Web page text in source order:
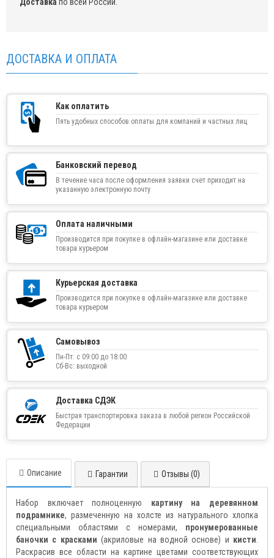
Доставка по всей России.
ДОСТАВКА И ОПЛАТА
Как оплатить
Пять удобных способов оплаты для компаний и частных лиц
Банковский перевод
В течение часа после оформления заявки счет приходит на
указанную электронную почту
Оплата наличными
Производится при покупке в офлайн-магазине или доставке
товара курьером
Курьерская доставка
Производится при покупке в офлайн-магазине или доставке
товара курьером
Самовывоз
Пн-Пт: с 09:00 до 18:00
Сб-Вс: выходной
Доставка СДЭК
Быстрая транспортировка заказа в любой регион Российской
Федерации
Описание Гарантии Отзывы (0)
Набор включает полноценную картину на деревянном
подрамнике, размеченную на холсте из натурального хлопка
специальными областями с номерами, пронумерованные
баночки с красками (акриловые на водной основе) и кисти.
Раскрасив все области на картине цветами соответствующих